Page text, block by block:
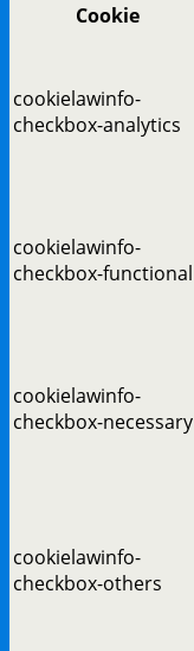
Cookie
cookielawinfo-
checkbox-analytics
cookielawinfo-
checkbox-functional
cookielawinfo-
checkbox-necessary
cookielawinfo-
checkbox-others